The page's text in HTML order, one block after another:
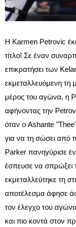
Η Karmen Petrovic
τίτλο! Σε έναν
επικρατήσει των
εκμεταλλευόμενη τη
μέρος του αγώνα, η
αφήνοντας την
όταν ο Ashante
για να τη σώσει από
Parker πανηγύρισε
έσπευσε να σπρώξει
εκμεταλλεύτηκε τη
αποτέλεσμα άφησε
τον έλεγχο του
και πιο κοντά στον